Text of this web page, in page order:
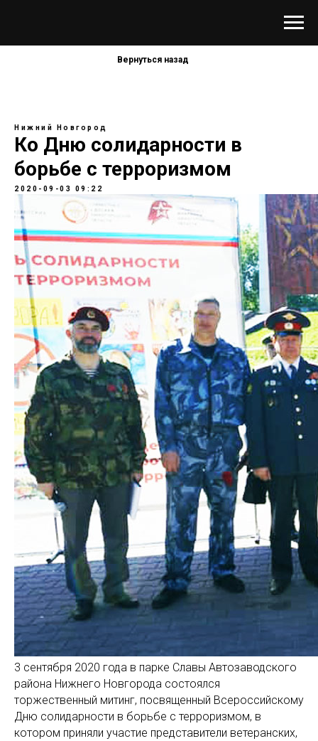
Вернуться назад
Нижний Новгород
Ко Дню солидарности в
борьбе с терроризмом
2020-09-03 09:22
3 сентября 2020 года в парке Славы Автозаводского
района Нижнего Новгорода состоялся
торжественный митинг, посвященный Всероссийскому
Дню солидарности в борьбе с терроризмом, в
котором приняли участие представители ветеранских,